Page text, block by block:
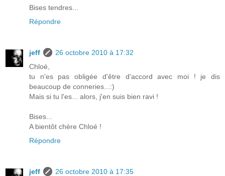
Bises tendres...
Répondre
jeff
26 octobre 2010 à 17:32
Chloé,
tu n'es pas obligée d'être d'accord avec moi ! je dis
beaucoup de conneries...:)
Mais si tu l'es... alors, j'en suis bien ravi !
Bises...
A bientôt chère Chloé !
Répondre
jeff
26 octobre 2010 à 17:35